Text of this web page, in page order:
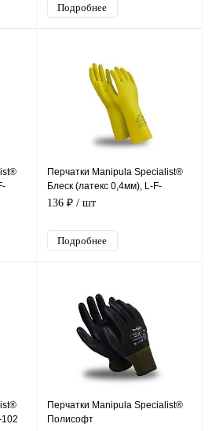
Подробнее
Перчатки Manipula Specialist®
Блеск (латекс 0,4мм), L-F-
01/CG-941
136 ₽ / шт
Подробнее
Перчатки Manipula Specialist®
Полисофт